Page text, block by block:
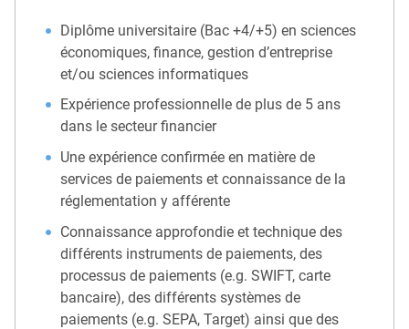
Diplôme universitaire (Bac +4/+5) en sciences
économiques, finance, gestion d’entreprise
et/ou sciences informatiques
Expérience professionnelle de plus de 5 ans
dans le secteur financier
Une expérience confirmée en matière de
services de paiements et connaissance de la
réglementation y afférente
Connaissance approfondie et technique des
différents instruments de paiements, des
processus de paiements (e.g. SWIFT, carte
bancaire), des différents systèmes de
paiements (e.g. SEPA, Target) ainsi que des